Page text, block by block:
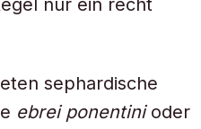
nur ein recht
sephardische
ebrei ponentinioder